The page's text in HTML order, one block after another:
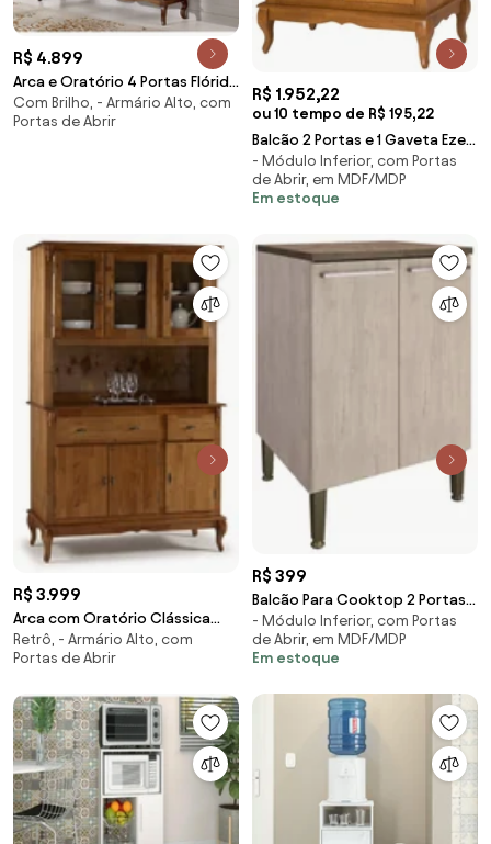
R$ 4.899
Arca e Oratório 4 Portas Flórida
-
Com Brilho, - Armário Alto, com
Portas de Abrir
R$ 1.952,22
ou 10 tempo de R$ 195,22
Balcão 2 Portas e 1 Gaveta Eze -
Wood Prime NL 32115
- Módulo Inferior, com Portas
de Abrir, em MDF/MDP
Em estoque
R$ 3.999
Arca com Oratório Clássica
Luiz XV 3 Portas Linz Móveis -
Retrô, - Armário Alto, com
Portas de Abrir
R$ 399
Balcão Para Cooktop 2 Portas
80cm - Marrom claro
- Módulo Inferior, com Portas
de Abrir, em MDF/MDP
Em estoque